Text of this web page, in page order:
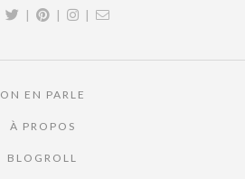
| | |
ON EN PARLE
À PROPOS
BLOGROLL